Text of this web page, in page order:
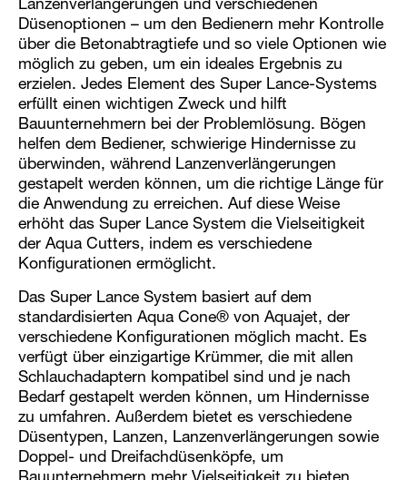
Lanzenverlängerungen und verschiedenen
Düsenoptionen – um den Bedienern mehr Kontrolle
über die Betonabtragtiefe und so viele Optionen wie
möglich zu geben, um ein ideales Ergebnis zu
erzielen. Jedes Element des Super Lance-Systems
erfüllt einen wichtigen Zweck und hilft
Bauunternehmern bei der Problemlösung. Bögen
helfen dem Bediener, schwierige Hindernisse zu
überwinden, während Lanzenverlängerungen
gestapelt werden können, um die richtige Länge für
die Anwendung zu erreichen. Auf diese Weise
erhöht das Super Lance System die Vielseitigkeit
der Aqua Cutters, indem es verschiedene
Konfigurationen ermöglicht.
Das Super Lance System basiert auf dem
standardisierten Aqua Cone® von Aquajet, der
verschiedene Konfigurationen möglich macht. Es
verfügt über einzigartige Krümmer, die mit allen
Schlauchadaptern kompatibel sind und je nach
Bedarf gestapelt werden können, um Hindernisse
zu umfahren. Außerdem bietet es verschiedene
Düsentypen, Lanzen, Lanzenverlängerungen sowie
Doppel- und Dreifachdüsenköpfe, um